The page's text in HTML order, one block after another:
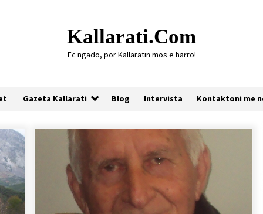
Kallarati.com
Ec ngado, por Kallaratin mos e harro!
Gazeta Kallarati Blog Intervista Kontaktoni me
Gazeta Kallarati nr. 118
07/07/2026